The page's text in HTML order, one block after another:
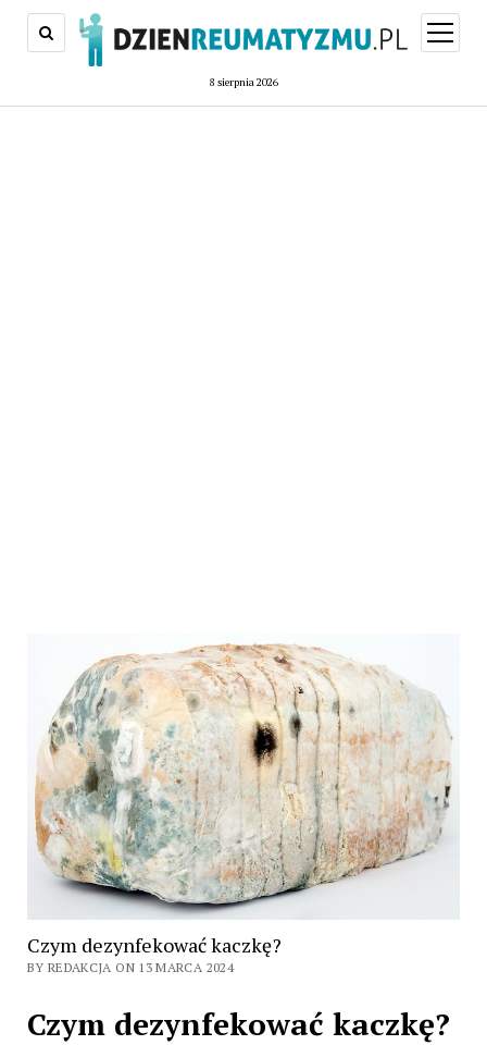
8 sierpnia 2026
open
menu
Czym dezynfekować kaczkę?
BY REDAKCJA ON 13 MARCA 2024
Czym dezynfekować kaczkę?